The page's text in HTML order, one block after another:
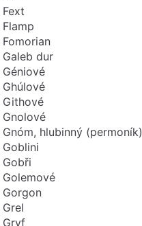
Fext
Flamp
Fomorian
Galeb dur
Géniové
Ghúlové
Githové
Gnolové
Gnóm, hlubinný (permoník)
Goblini
Gobři
Golemové
Gorgon
Grel
Gryf